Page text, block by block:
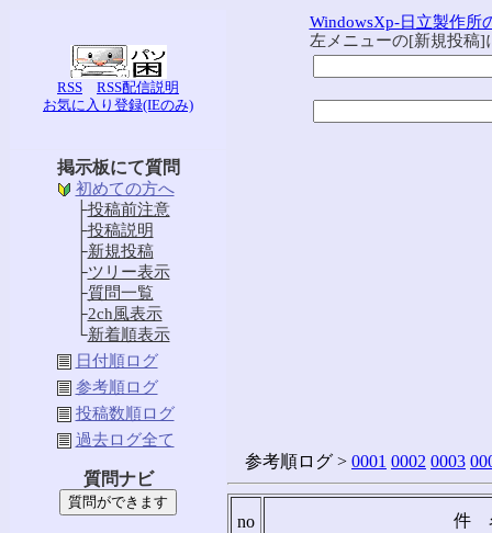
RSS
RSS配信説明
お気に入り登録(IEのみ)
WindowsXp-日立製作所
左メニューの[新規投稿]
掲示板にて質問
初めての方へ
├投稿前注意
├投稿説明
├新規投稿
├ツリー表示
├質問一覧
├2ch風表示
└新着順表示
日付順ログ
参考順ログ
投稿数順ログ
過去ログ全て
質問ナビ
参考順ログ > 0001 0002 0003
no 件